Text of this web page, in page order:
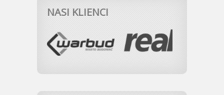
NASI KLIENCI